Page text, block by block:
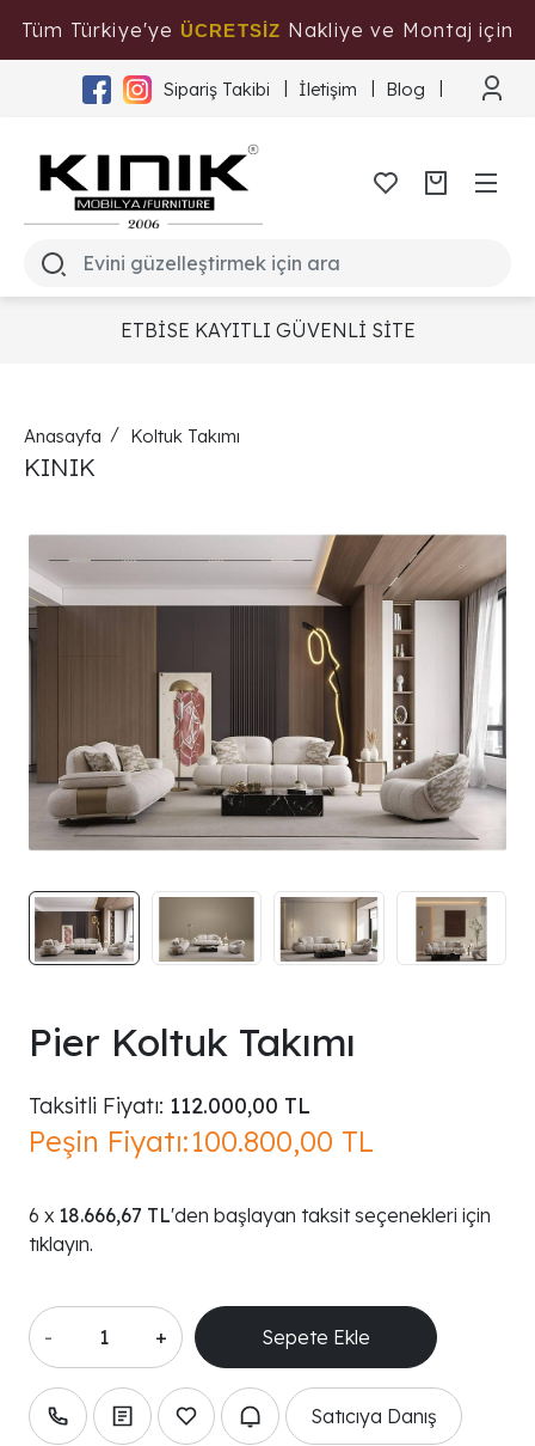
Tüm Türkiye'ye ÜCRETSİZ Nakliye ve Montaj için
Tıklayınız
Sipariş Takibi İletişim Blog
ETBİSE KAYITLI GÜVENLİ SİTE
Anasayfa Koltuk Takımı
KINIK
Pier Koltuk Takımı
Taksitli Fiyatı: 112.000,00 TL
Peşin Fiyatı:100.800,00 TL
18.666,67 TL'den başlayan taksit seçenekleri için
tıklayın.
- +
Satıcıya Danış